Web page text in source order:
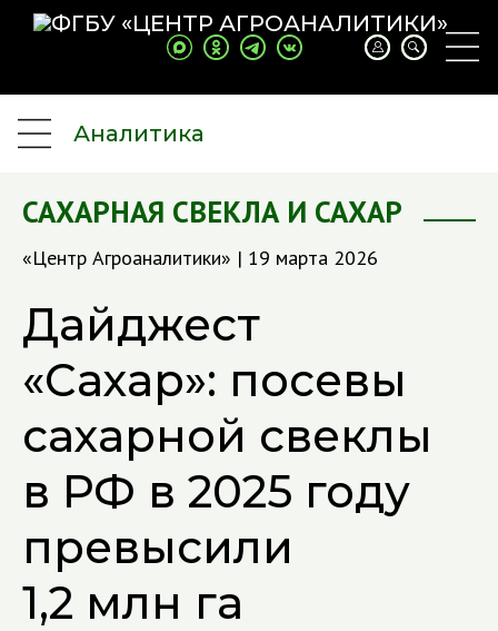
Аналитика
САХАРНАЯ СВЕКЛА И САХАР
«Центр Агроаналитики» | 19 марта 2026
Дайджест
«Сахар»: посевы
сахарной свеклы
в РФ в 2025 году
превысили
1,2 млн га